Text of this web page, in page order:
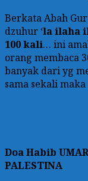
Berkata Abah
dzuhur ‘la ilaha
100 kali… ini
orang membaca
banyak dari yg
sama sekali
DoaHabib
PALESTINA